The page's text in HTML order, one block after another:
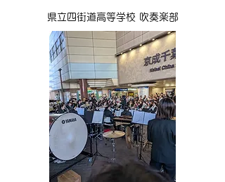
県立四街道高等学校 吹奏楽部